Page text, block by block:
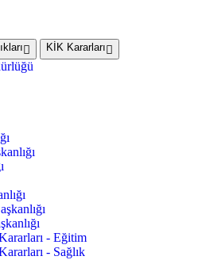
KİK Kararları
- Eğitim
- Sağlık